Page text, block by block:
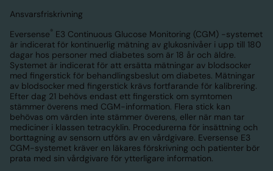
Ansvarsfriskrivning
Eversense® E3 Continuous Glucose Monitoring (CGM) -systemet
är indicerat för kontinuerlig mätning av glukosnivåer i upp till 180
dagar hos personer med diabetes som är 18 år och äldre.
Systemet är indicerat för att ersätta mätningar av blodsocker
med fingerstick för behandlingsbeslut om diabetes. Mätningar
av blodsocker med fingerstick krävs fortfarande för kalibrering.
Efter dag 21 behövs endast ett fingerstick om symtomen
stämmer överens med CGM-information. Flera stick kan
behövas om värden inte stämmer överens, eller när man tar
mediciner i klassen tetracyklin. Procedurerna för insättning och
borttagning av sensorn utförs av en vårdgivare. Eversense E3
CGM-systemet kräver en läkares förskrivning och patienter bör
prata med sin vårdgivare för ytterligare information.